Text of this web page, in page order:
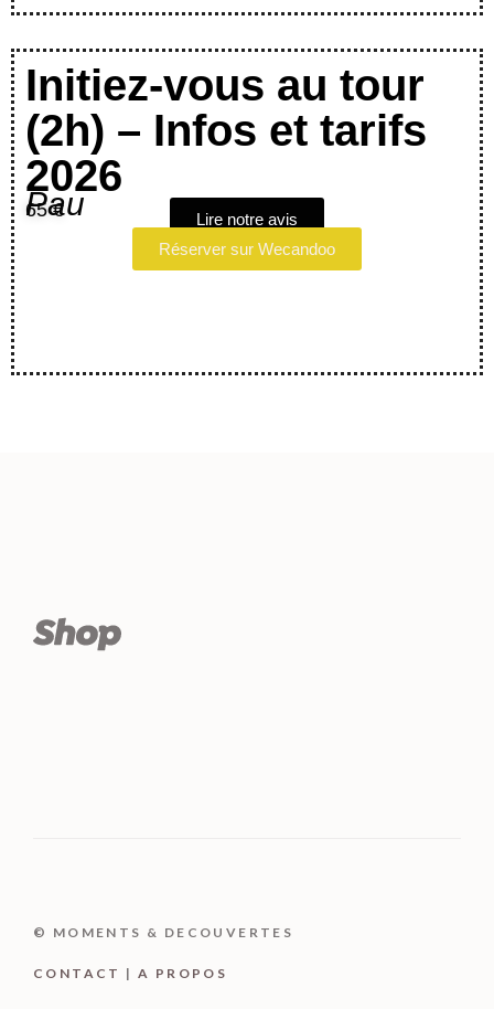
Initiez-vous au tour
(2h) – Infos et tarifs
2026
Pau
65 €
Lire notre avis
Réserver sur Wecandoo
© MOMENTS & DECOUVERTES
CONTACT |A PROPOS